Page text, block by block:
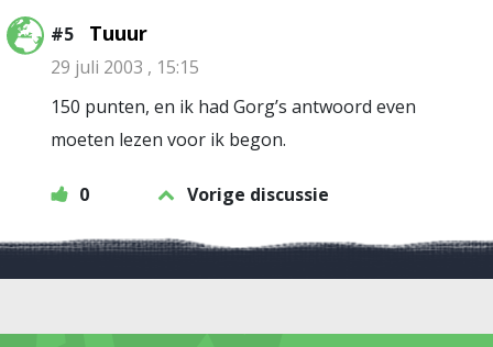
#5 Tuuur
29 juli 2003 , 15:15
150 punten, en ik had Gorg’s antwoord even
moeten lezen voor ik begon.
0 Vorige discussie